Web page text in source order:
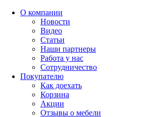
О компании
Новости
Видео
Статьи
Наши партнеры
Работа у нас
Сотрудничество
Покупателю
Как доехать
Корзина
Акции
Отзывы о мебели